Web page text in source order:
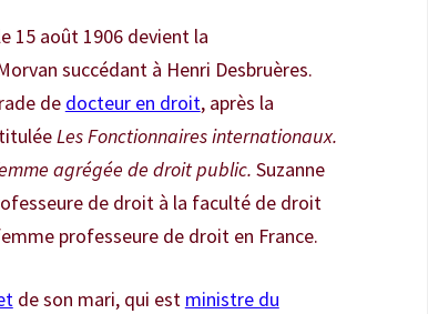
15 août 1906 devient la
succédant à Henri Desbruères.
de docteur en droit, après la
Les Fonctionnaires internationaux.
agrégée de droit public. Suzanne
de droit à la faculté de droit
professeure de droit en France.
de son mari, qui est ministre du